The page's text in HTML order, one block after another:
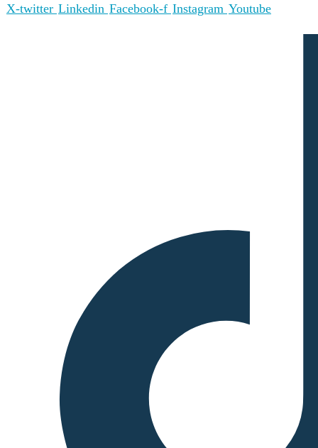
X-twitter Linkedin Facebook-f Instagram Youtube